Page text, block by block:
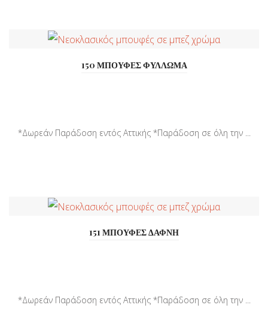
150 ΜΠΟΥΦΕΣ ΦΥΛΛΩΜΑ
*Δωρεάν Παράδοση εντός Αττικής *Παράδοση σε όλη την ...
151 ΜΠΟΥΦΕΣ ΔΑΦΝΗ
*Δωρεάν Παράδοση εντός Αττικής *Παράδοση σε όλη την ...